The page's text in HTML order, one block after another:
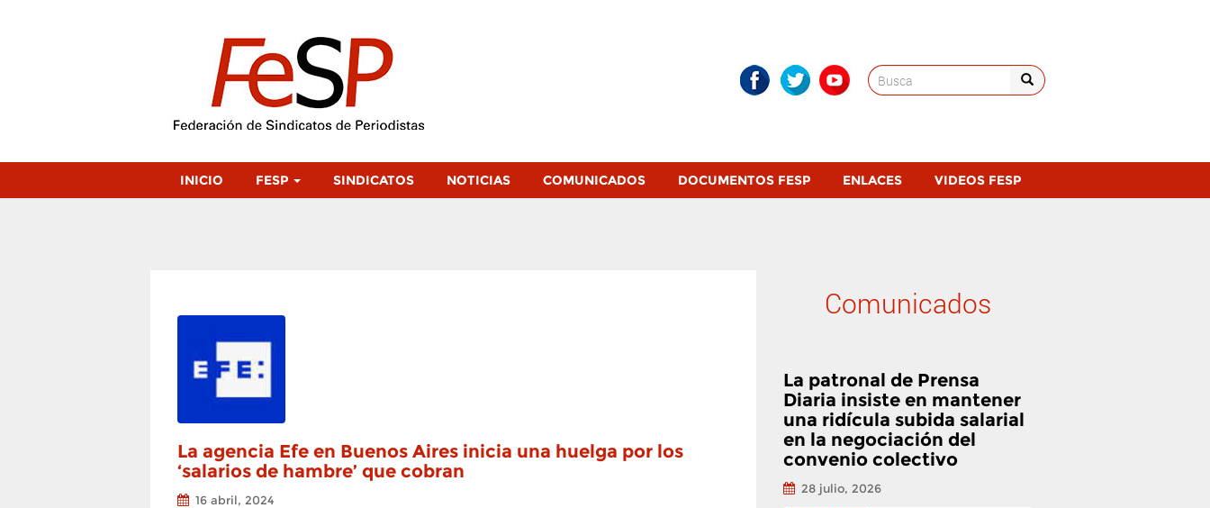
Search
for:
INICIO FESP SINDICATOS NOTICIAS COMUNICADOS DOCUMENTOS FESP ENLACES VIDEOS FESP
La agencia Efe en Buenos Aires inicia una huelga por los
‘salarios de hambre’ que cobran
16 abril, 2024
Comunicados
La patronal de Prensa
Diaria insiste en mantener
una ridícula subida salarial
en la negociación del
convenio colectivo
28 julio, 2026